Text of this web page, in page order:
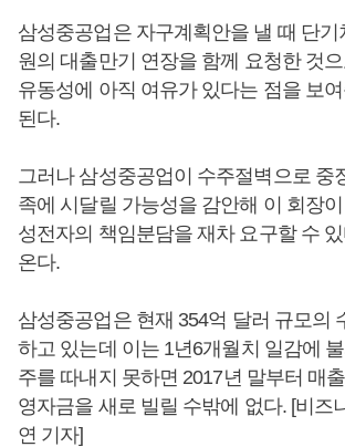
삼성중공업은 자구계획안을 낼 때 단기
원의 대출만기 연장을 함께 요청한 것
유동성에 아직 여유가 있다는 점을 보
된다.
그러나 삼성중공업이 수주절벽으로 중
족에 시달릴 가능성을 감안해 이 회장
성전자의 책임분담을 재차 요구할 수
온다.
삼성중공업은 현재 354억 달러 규모의
하고 있는데 이는 1년6개월치 일감에
주를 따내지 못하면 2017년 말부터 매
영자금을 새로 빌릴 수밖에 없다. [비즈
연 기자]